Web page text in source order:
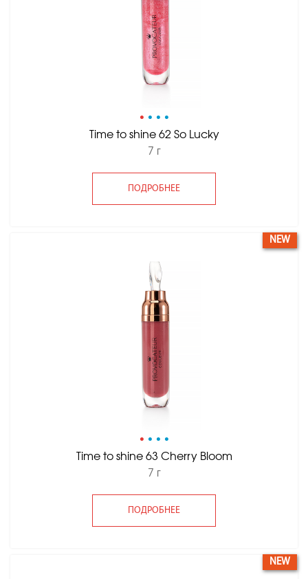
• • • •
Time to shine 62 So Lucky
7 г
ПОДРОБНЕЕ
• • • •
Time to shine 63 Cherry Bloom
7 г
ПОДРОБНЕЕ
NEW
NEW